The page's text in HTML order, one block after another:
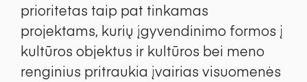
prioritetas taip pat tinkamas
projektams, kurių įgyvendinimo formos į
kultūros objektus ir kultūros bei meno
renginius pritraukia įvairias visuomenės